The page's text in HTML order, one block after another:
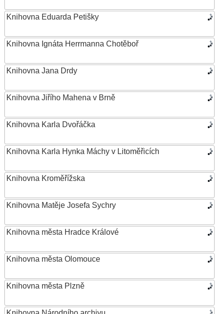
Knihovna Eduarda Petišky
Knihovna Ignáta Herrmanna Chotěboř
Knihovna Jana Drdy
Knihovna Jiřího Mahena v Brně
Knihovna Karla Dvořáčka
Knihovna Karla Hynka Máchy v Litoměřicích
Knihovna Kroměřížska
Knihovna Matěje Josefa Sychry
Knihovna města Hradce Králové
Knihovna města Olomouce
Knihovna města Plzně